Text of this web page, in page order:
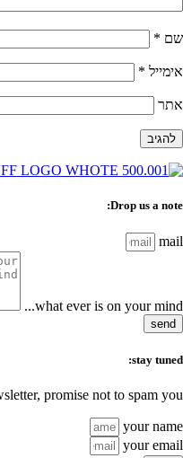
שם *
אימייל *
אתר
Drop us a note:
mail
what ever is on your mind...
send
stay tuned:
promise not to spam you :)
your name
your email